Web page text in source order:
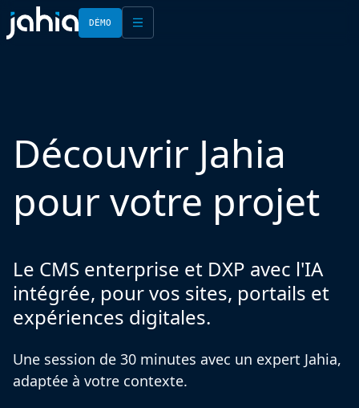
DÉMO
Découvrir Jahia
pour votre projet
Le CMS enterprise et DXP avec l'IA
intégrée, pour vos sites, portails et
expériences digitales.
Une session de 30 minutes avec un expert Jahia,
adaptée à votre contexte.